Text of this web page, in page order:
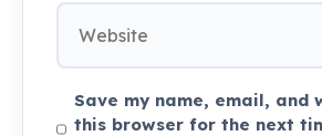
Website
Save my name, email, and
this browser for the next